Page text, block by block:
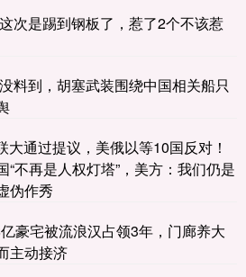
次是踢到钢板了，惹了2个不该惹
料到，胡塞武装围绕中国相关船只
通过提议，美俄以等10国反对！
“不再是人权灯塔”，美方：我们仍是
伪作秀
豪宅被流浪汉占领3年，门廊养大
主动接济